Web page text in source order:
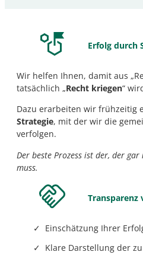
Erfolg durch
Wir helfen Ihnen, damit aus
tatsächlich „Recht kriegen“
Dazu erarbeiten wir frühzeitig
Strategie, mit der wir die
verfolgen.
Der beste Prozess ist der, der
muss.
Transparenz
Einschätzung Ihrer
Klare Darstellung der